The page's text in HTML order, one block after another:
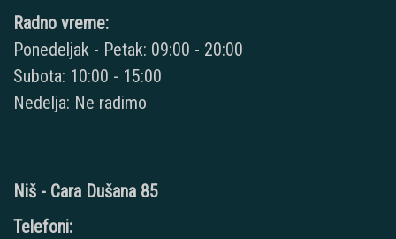
Radno vreme:
Ponedeljak - Petak: 09:00 - 20:00
Subota: 10:00 - 15:00
Nedelja: Ne radimo
Niš - Cara Dušana 85
Telefoni: